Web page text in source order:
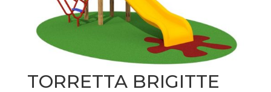
TORRETTA BRIGITTE